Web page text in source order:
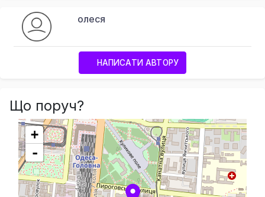
олеся
НАПИСАТИ АВТОРУ
Що поруч?
+
-